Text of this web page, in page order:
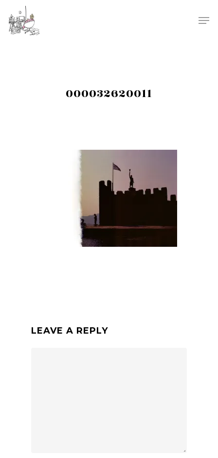
000032620011
LEAVE A REPLY